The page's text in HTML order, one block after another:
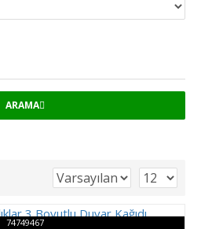
ARAMA
74749467